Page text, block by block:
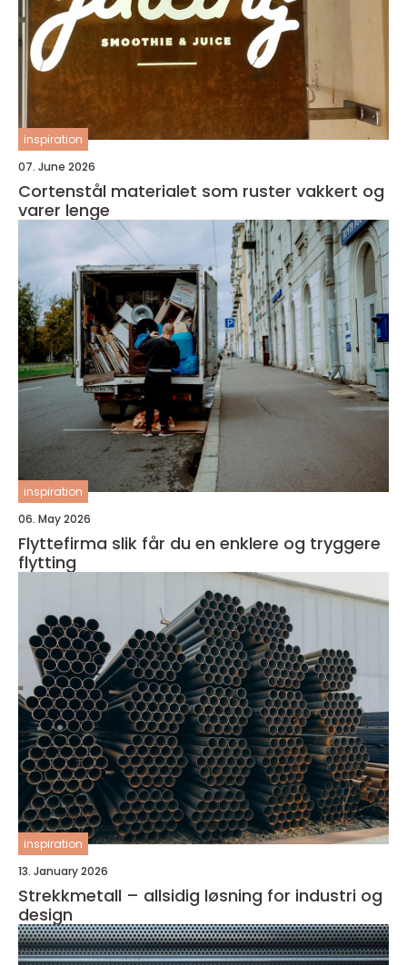
inspiration
07. June 2026
Cortenstål materialet som ruster vakkert og
varer lenge
inspiration
06. May 2026
Flyttefirma slik får du en enklere og tryggere
flytting
inspiration
13. January 2026
Strekkmetall – allsidig løsning for industri og
design